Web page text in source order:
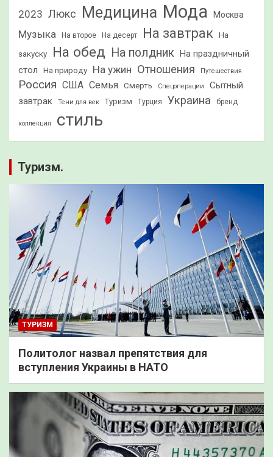
2023 Люкс Медицина Мода Москва
Музыка На второе На десерт На завтрак На
закуску На обед На полдник
На праздничный
стол
На природу На ужин Отношения Путешествия
Россия США Семья Смерть Спецоперации
Сытный
завтрак
Тени для век Туризм Турция Украина бренд
коллекция стиль
Туризм.
ТУРИЗМ
Политолог назвал препятствия для
вступления Украины в НАТО